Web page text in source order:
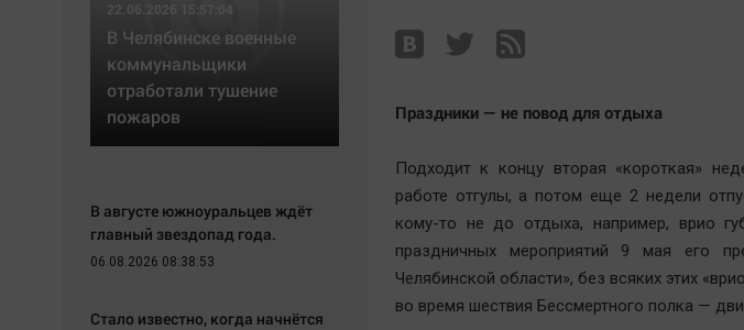
Праздники — не повод для отдыха
Подходит к концу вторая «короткая»
работе отгулы, а потом еще 2 недели
кому-то не до отдыха, например, врио
праздничных мероприятий 9 мая его
Челябинской области», без всяких этих
во время шествия Бессмертного полка —
22.06.2026 15:57:04
В Челябинске военные
коммунальщики
отработали тушение
пожаров
В августе южноуральцев ждёт
главный звездопад года.
06.08.2026 08:38:53
Стало известно, когда начнётся